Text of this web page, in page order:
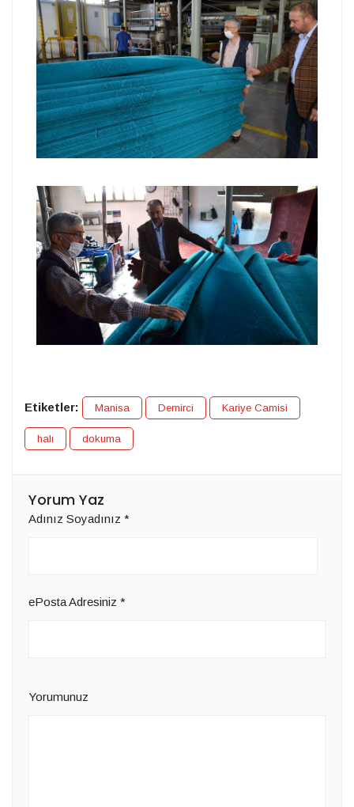
Etiketler: Manisa Demirci Kariye Camisi
halı dokuma
Yorum Yaz
Adınız Soyadınız *
ePosta Adresiniz *
Yorumunuz